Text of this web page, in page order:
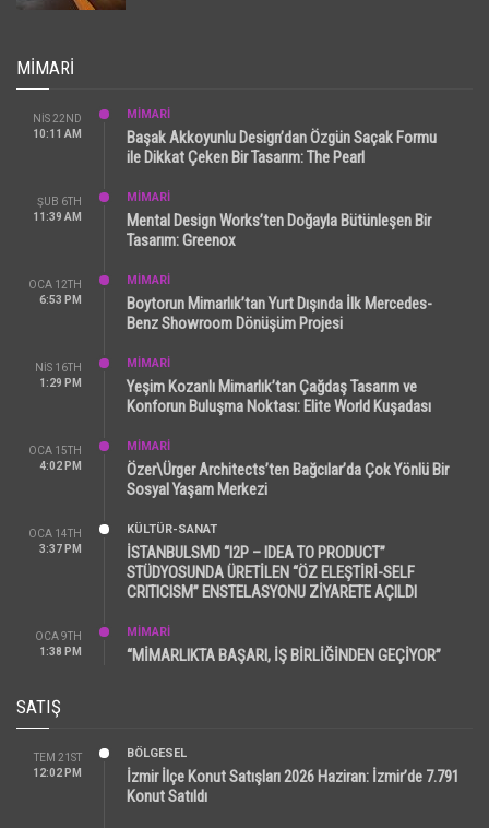
MIMARI
NIS 22ND
10:11 AM
MİMARİ
Başak Akkoyunlu Design’dan Özgün Saçak Formu
ile Dikkat Çeken Bir Tasarım: The Pearl
ŞUB 6TH
11:39 AM
MİMARİ
Mental Design Works’ten Doğayla Bütünleşen Bir
Tasarım: Greenox
OCA 12TH
6:53 PM
MİMARİ
Boytorun Mimarlık’tan Yurt Dışında İlk Mercedes-
Benz Showroom Dönüşüm Projesi
NIS 16TH
1:29 PM
MİMARİ
Yeşim Kozanlı Mimarlık’tan Çağdaş Tasarım ve
Konforun Buluşma Noktası: Elite World Kuşadası
OCA 15TH
4:02 PM
MİMARİ
Özer\Ürger Architects’ten Bağcılar’da Çok Yönlü Bir
Sosyal Yaşam Merkezi
OCA 14TH
3:37 PM
KÜLTÜR-SANAT
İSTANBULSMD “I2P – IDEA TO PRODUCT”
STÜDYOSUNDA ÜRETİLEN “ÖZ ELEŞTİRİ-SELF
CRITICISM” ENSTELASYONU ZİYARETE AÇILDI
OCA 9TH
1:38 PM
MİMARİ
“MİMARLIKTA BAŞARI, İŞ BİRLİĞİNDEN GEÇİYOR”
SATIŞ
TEM 21ST
12:02 PM
BÖLGESEL
İzmir İlçe Konut Satışları 2026 Haziran: İzmir’de 7.791
Konut Satıldı